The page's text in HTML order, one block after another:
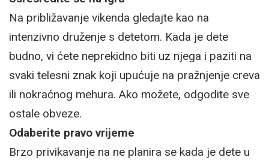
Na približavanje vikenda gledajte kao na
intenzivno druženje s detetom. Kada je dete
budno, vi ćete neprekidno biti uz njega i paziti na
svaki telesni znak koji upućuje na pražnjenje creva
ili nokraćnog mehura. Ako možete, odgodite sve
ostale obveze.
Odaberite pravo vrijeme
Brzo privikavanje na ne planira se kada je dete u